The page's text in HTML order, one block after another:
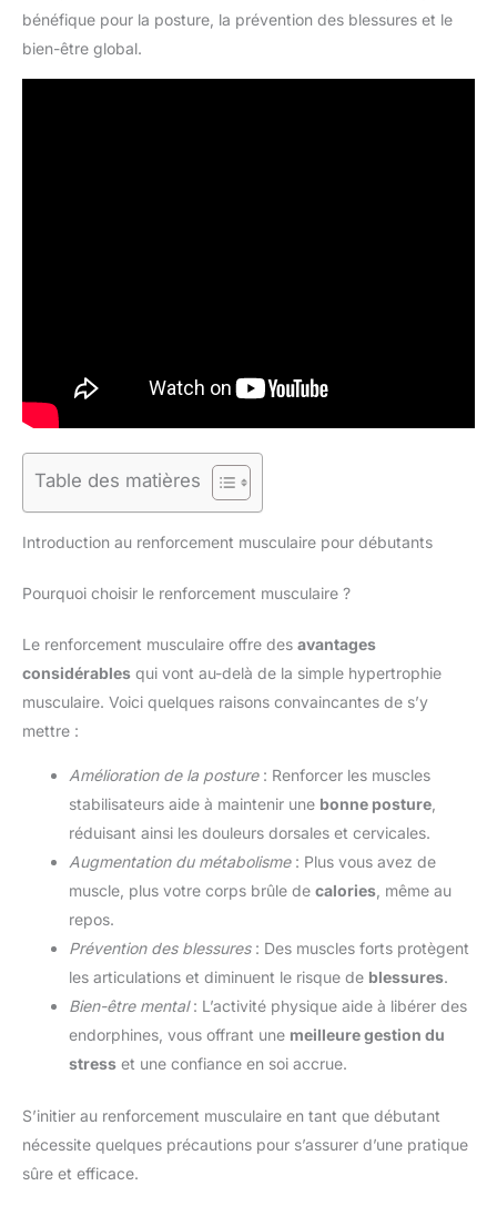
bénéfique pour la posture, la prévention des blessures et le
bien-être global.
Table des matières
Introduction au renforcement musculaire pour débutants
Pourquoi choisir le renforcement musculaire ?
Le renforcement musculaire offre des avantages
considérables qui vont au-delà de la simple hypertrophie
musculaire. Voici quelques raisons convaincantes de s’y
mettre :
Amélioration de la posture: Renforcer les muscles
stabilisateurs aide à maintenir une bonne posture
réduisant ainsi les douleurs dorsales et cervicales.
Augmentation du métabolisme: Plus vous avez de
muscle, plus votre corps brûle de calories , même au
repos.
Prévention des blessures: Des muscles forts protègent
les articulations et diminuent le risque de blessures.
Bien-être mental: L’activité physique aide à libérer des
endorphines, vous offrant une meilleure gestion du
stress et une confiance en soi accrue.
S’initier au renforcement musculaire en tant que débutant
nécessite quelques précautions pour s’assurer d’une pratique
sûre et efficace.